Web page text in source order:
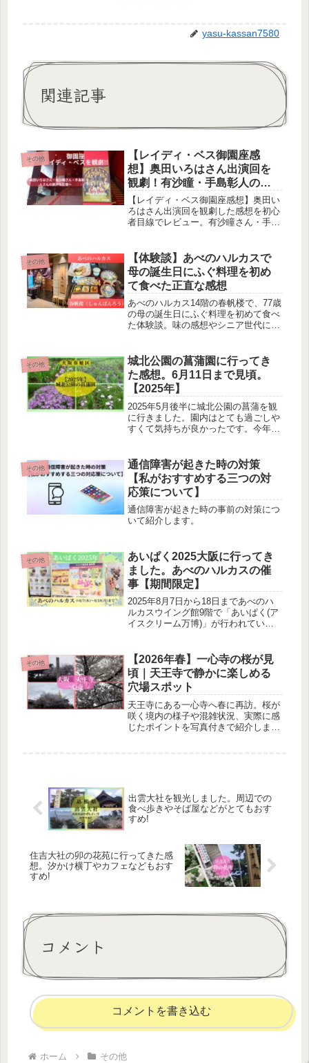
yasu-kassan7580
関連記事
その他
【レイディ・ベス御園座感
想】奥田いろはさん出演回を
観劇！有沙瞳・手島彰人の歌
声も圧巻
【レイディ・ベス御園座感想】奥田い
ろはさん出演回を観劇した感想を初心
者目線でレビュー。有沙瞳さん・手島
まで詳しく紹介します。
その他
【体験談】あべのハルカスで
母の誕生日にふぐ料理を初め
て食べた正直な感想
あべのハルカス14階の春帆楼で、77歳
の母の誕生日にふぐ料理を初めて食べ
た体験談。味の感想やシニア世代にも
その他
城北公園の菖蒲園に行ってき
た感想。6月11日まで見頃。
【2025年】
2025年5月後半に城北公園の菖蒲を観
に行きました。園内はとても過ごしや
すくて気持ちが良かったです。今年は
その他
通信障害が起きた時の対策
【私がおすすめする三つの対
応策について】
通信障害が起きた時の事前の対策につ
いて紹介します。
その他
あいぱく2025大阪に行ってき
ました。あべのハルカスの催
事【期間限定】
2025年8月7日から18日まであべのハ
ルカスウイング館9階で「あいぱく(ア
イスクリーム万博)」が行われていま
ひ、この機会に行く事をおすすめしま
す。
その他
【2026年春】一心寺の桜が見
頃｜天王寺で静かに楽しめる
穴場スポット
天王寺にある一心寺へ春に再訪。桜が
咲く境内の様子や混雑状況、実際に感
じたポイントを写真付きで紹介しま
出雲大社を観光しました。周辺での
食べ歩きやそば屋などがとてもおす
すめ!
住吉大社の卯の花苑に行ってきた感
想。汐かけ横丁やカフェなどもおす
すめ!
コメント
コメントを書き込む
ホーム その他